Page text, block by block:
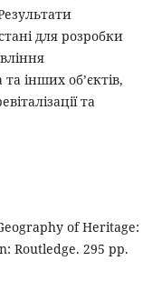
для розробки
інших об’єктів,
та
of Heritage:
Routledge. 295 pp.